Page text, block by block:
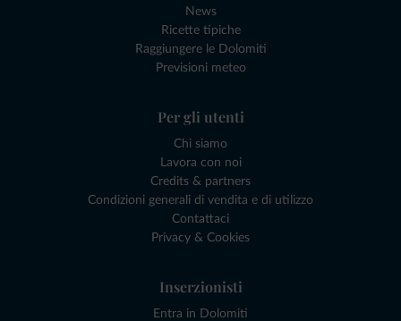
News
Ricette tipiche
Raggiungere le Dolomiti
Previsioni meteo
Per gli utenti
Chi siamo
Lavora con noi
Credits & partners
Condizioni generali di vendita e di utilizzo
Contattaci
Privacy & Cookies
Inserzionisti
Entra in Dolomiti